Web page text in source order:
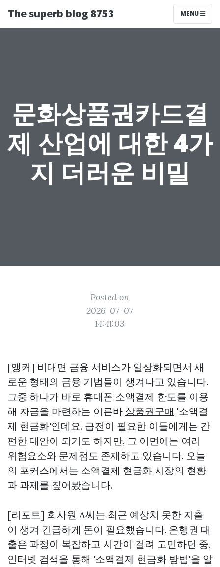
The superb blog 8753 MENU
문화상품권카드결
제 산업에 대한 4가
지 더러운 비밀
Posted on
2026-07-07
14:41:03
[앵커] 비대면 금융 서비스가 일상화되면서 새
로운 형태의 금융 기법들이 생겨나고 있습니다.
그중 하나가 바로 휴대폰 소액결제 한도를 이용
해 자금을 마련하는 이른바 상품권구매 '소액결
제 현금화'인데요. 급전이 필요한 이들에게는 간
편한 대안이 되기도 하지만, 그 이면에는 여러
위험요소와 문제점도 존재하고 있습니다. 오늘
의 포커스에서는 소액결제 현금화 시장의 현황
과 과제를 짚어봤습니다.
[리포트] 회사원 A씨는 최근 예상치 못한 지출
이 생겨 긴급하게 돈이 필요했습니다. 은행권 대
출은 과정이 복잡하고 시간이 걸려 고민하던 중,
인터넷 검색을 통해 '소액결제 현금화 방법'을 알